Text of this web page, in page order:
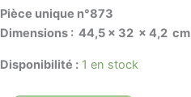
Pièce unique n°873
Dimensions : 44,5 × 32 × 4,2 cm
Disponibilité : 1 en stock